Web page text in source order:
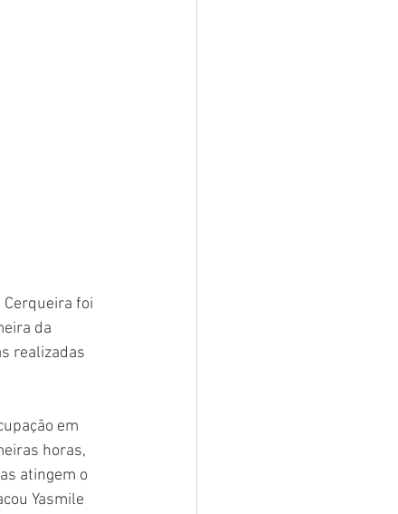
Cerqueira foi
da
realizadas
em
horas,
atingem o
Yasmile